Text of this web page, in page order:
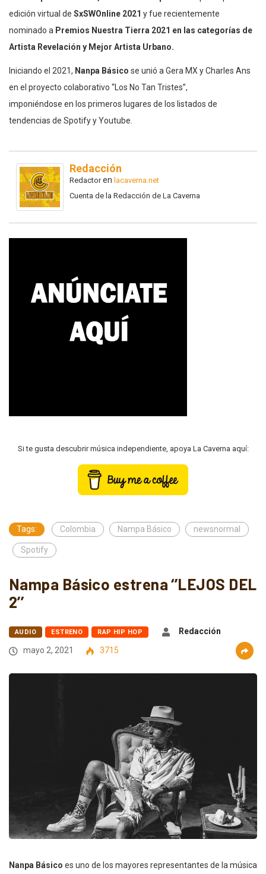
edición virtual de SxSWOnline 2021 y fue recientemente
nominado a Premios Nuestra Tierra 2021 en las categorías de
Artista Revelación y Mejor Artista Urbano.
Iniciando el 2021, Nanpa Básico se unió a Gera MX y Charles Ans
en el proyecto colaborativo “Los No Tan Tristes”,
imponiéndose en los primeros lugares de los listados de
tendencias de Spotify y Youtube.
Redacción
Redactoren lacaverna.net
Cuenta de la Redacción de La Caverna
Si te gusta descubrir música independiente, apoya La Caverna aquí:
Tags: Colombia Nampa Básico newsnormal
Spotify
Nampa Básico estrena ‘’LEJOS DEL
2’’
AUDIO ESTRENO RAP HIP HOP
Redacción
mayo 2, 2021
3715
Nanpa Básico es uno de los mayores representantes de la música